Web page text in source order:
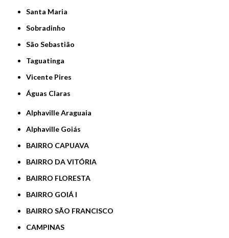
Santa Maria
Sobradinho
São Sebastião
Taguatinga
Vicente Pires
Águas Claras
Alphaville Araguaia
Alphaville Goiás
BAIRRO CAPUAVA
BAIRRO DA VITÓRIA
BAIRRO FLORESTA
BAIRRO GOIÁ I
BAIRRO SÃO FRANCISCO
CAMPINAS